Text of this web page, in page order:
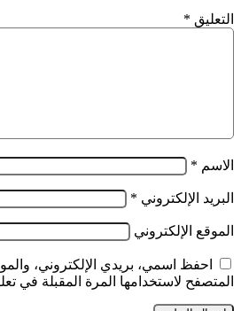
التعليق *
الاسم *
البريد الإلكتروني *
الموقع الإلكتروني
احفظ اسمي، بريدي الإلكتروني،
المتصفح لاستخدامها المرة المقبلة في